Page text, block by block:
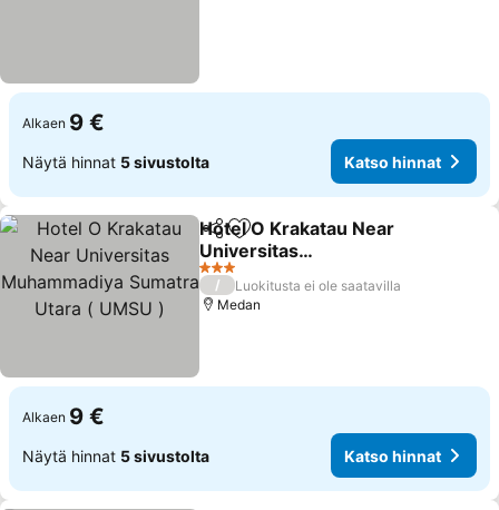
Alkaen 9 €
Näytä hinnat 5 sivustolta Katso hinnat
Jaa Lisää suosikkeihin
Hotel O Krakatau Near
Universitas
Muhammadiya Sumatra
Utara ( UMSU )
3 Tähtiluokitus
/
Luokitusta ei ole saatavilla
Medan
Alkaen 9 €
Näytä hinnat 5 sivustolta Katso hinnat